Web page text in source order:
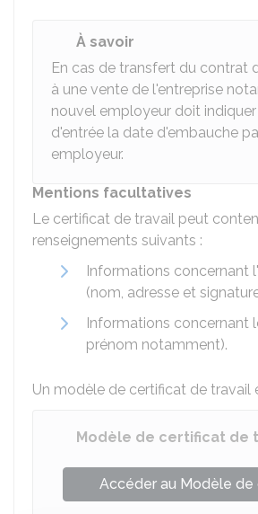
À savoir
En cas de transfert du contrat
à une vente de l'entreprise
nouvel employeur doit
d'entrée la date d'embauche
employeur.
Mentions facultatives
Le certificat de travail peut
renseignements suivants :
Informations concernant
(nom, adresse et
Informations concernant
prénom notamment).
Un modèle de certificat de travail
Modèle de certificat de
Accéder au Modèle